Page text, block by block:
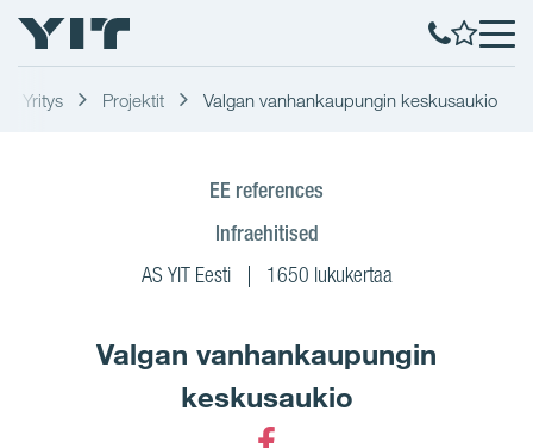
Yritys Projektit Valgan vanhankaupungin keskusaukio
EE references
Infraehitised
AS YIT Eesti 1650 lukukertaa
Valgan vanhankaupungin
keskusaukio